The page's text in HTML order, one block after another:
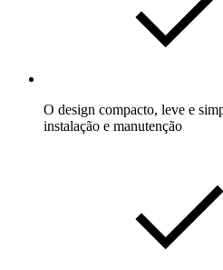
O design compacto, leve e
instalação e manutenção